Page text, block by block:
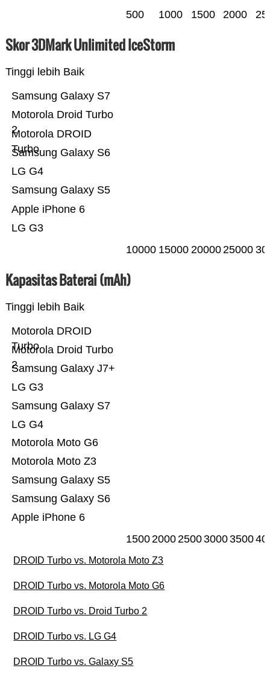
500 1000 1500 2000
Skor 3DMark Unlimited IceStorm
Tinggi lebih Baik
LG G3
Apple iPhone 6
Samsung Galaxy S5
LG G4
Samsung Galaxy S6
Motorola DROID
Turbo
Motorola Droid Turbo
2
Samsung Galaxy S7
10000 15000 2000025000
Kapasitas Baterai (mAh)
Tinggi lebih Baik
Apple iPhone 6
Samsung Galaxy S6
Samsung Galaxy S5
Motorola Moto Z3
Motorola Moto G6
LG G4
Samsung Galaxy S7
LG G3
Samsung Galaxy J7+
Motorola Droid Turbo
2
Motorola DROID
Turbo
15002000250030003500
DROID Turbo vs. Motorola Moto Z3
DROID Turbo vs. Motorola Moto G6
DROID Turbo vs. Droid Turbo 2
DROID Turbo vs. LG G4
DROID Turbo vs. Galaxy S5